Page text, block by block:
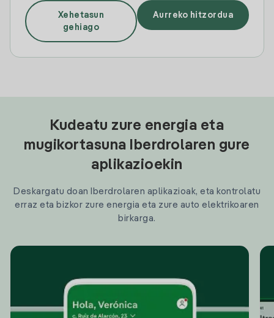
Xehetasun
gehiago
Aurreko hitzordua
Kudeatu zure energia eta
mugikortasuna Iberdrolaren gure
aplikazioekin
Deskargatu doan Iberdrolaren aplikazioak, eta kontrolatu
erraz eta bizkor zure energia eta zure auto elektrikoaren
birkarga.